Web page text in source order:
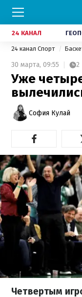
24 КАНАЛ
24 канал Спорт
30 марта, 09:55 2
Уже
София Кулай
Четвертым